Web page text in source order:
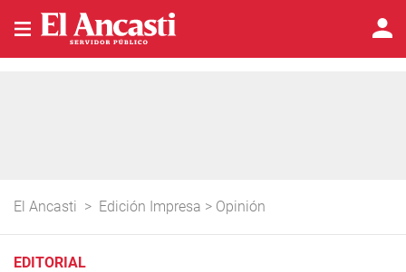
El Ancasti > Edición Impresa > Opinión
EDITORIAL